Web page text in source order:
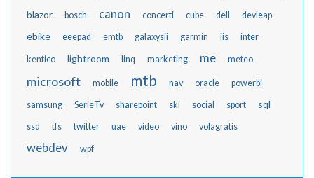
blazor bosch canon concerti cube dell devleap
ebike eeepad emtb galaxysii garmin iis inter
kentico lightroom linq marketing me meteo
microsoft mobile mtb nav oracle powerbi
samsung SerieTv sharepoint ski social sport sql
ssd tfs twitter uae video vino volagratis
webdev wpf